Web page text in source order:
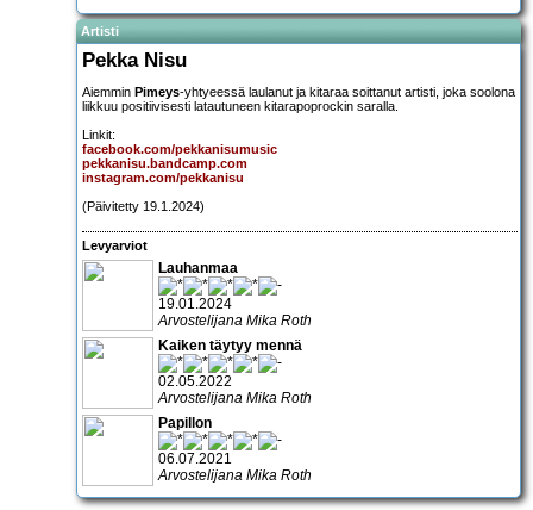
Artisti
Pekka Nisu
Aiemmin Pimeys-yhtyeessä laulanut ja kitaraa soittanut artisti, joka soolona
liikkuu positiivisesti latautuneen kitarapoprockin saralla.
Linkit:
facebook.com/pekkanisumusic
pekkanisu.bandcamp.com
instagram.com/pekkanisu
(Päivitetty 19.1.2024)
Levyarviot
Lauhanmaa
19.01.2024
Arvostelijana Mika Roth
Kaiken täytyy mennä
02.05.2022
Arvostelijana Mika Roth
Papillon
06.07.2021
Arvostelijana Mika Roth